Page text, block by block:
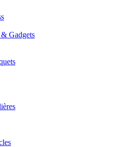
Gadgets